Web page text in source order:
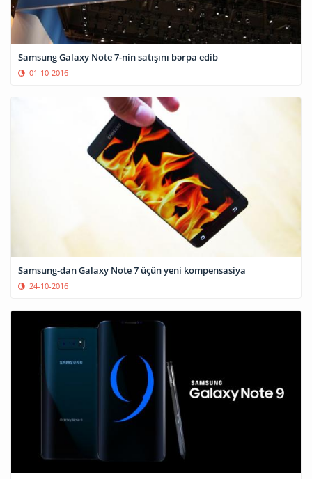
Samsung Galaxy Note 7-nin satışını bərpa edib
01-10-2016
Samsung-dan Galaxy Note 7 üçün yeni kompensasiya
24-10-2016